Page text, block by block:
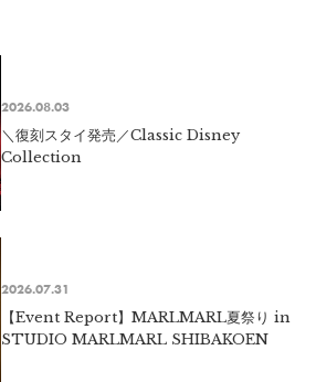
2026.08.03
＼復刻スタイ発売／Classic Disney
Collection
2026.07.31
【Event Report】MARLMARL夏祭り in
STUDIO MARLMARL SHIBAKOEN